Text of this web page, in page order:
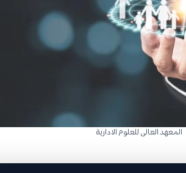
المعهد العالى للعلوم الادارية